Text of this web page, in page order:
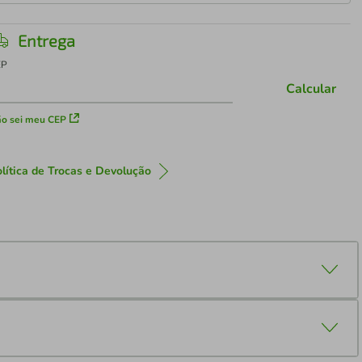
Entrega
sei meu CEP
Calcular
de Trocas e Devolução